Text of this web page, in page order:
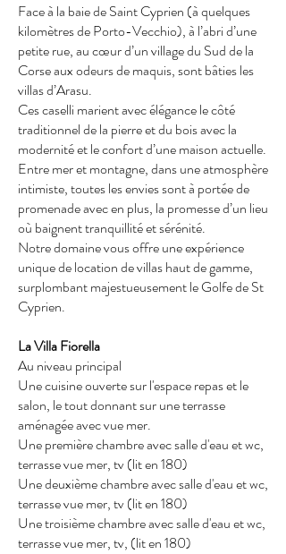
Face à la baie de Saint Cyprien (à quelques
kilomètres de Porto-Vecchio), à l’abri d’une
petite rue, au cœur d’un village du Sud de la
Corse aux odeurs de maquis, sont bâties les
villas d’Arasu.
Ces caselli marient avec élégance le côté
traditionnel de la pierre et du bois avec la
modernité et le confort d’une maison actuelle.
Entre mer et montagne, dans une atmosphère
intimiste, toutes les envies sont à portée de
promenade avec en plus, la promesse d’un lieu
où baignent tranquillité et sérénité.
Notre domaine vous offre une expérience
unique de location de villas haut de gamme,
surplombant majestueusement le Golfe de St
Cyprien.
La Villa Fiorella
Au niveau principal
Une cuisine ouverte sur l'espace repas et le
salon, le tout donnant sur une terrasse
aménagée avec vue mer.
Une première chambre avec salle d'eau et wc,
terrasse vue mer, tv (lit en 180)
Une deuxième chambre avec salle d'eau et wc,
terrasse vue mer, tv (lit en 180)
Une troisième chambre avec salle d'eau et wc,
terrasse vue mer, tv, (lit en 180)